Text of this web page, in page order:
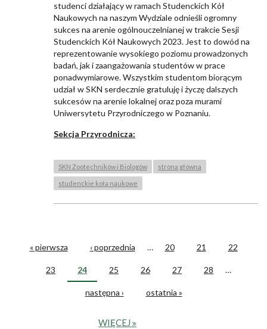
studenci działający w ramach Studenckich Kół
Naukowych na naszym Wydziale odnieśli ogromny
sukces na arenie ogólnouczelnianej w trakcie Sesji
Studenckich Kół Naukowych 2023. Jest to dowód na
reprezentowanie wysokiego poziomu prowadzonych
badań, jak i zaangażowania studentów w prace
ponadwymiarowe. Wszystkim studentom biorącym
udział w SKN serdecznie gratuluję i życzę dalszych
sukcesów na arenie lokalnej oraz poza murami
Uniwersytetu Przyrodniczego w Poznaniu.
Sekcja Przyrodnicza:
SKN Zootechników i Biologów strona główna
studenckie koła naukowe
STRONY
« pierwsza ‹ poprzednia … 20 21 22
23 24 25 26 27 28 …
następna › ostatnia »
WIĘCEJ